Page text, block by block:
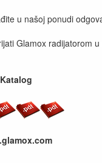
u našoj ponudi
Glamox radijatorom
Katalog